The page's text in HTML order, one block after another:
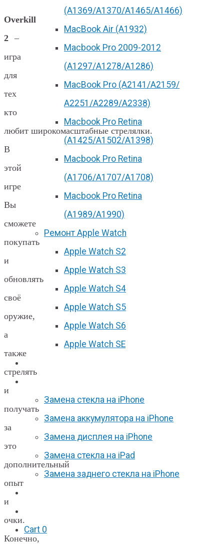
(A1369/A1370/A1465/A1466)
MacBook Air (A1932)
Macbook Pro 2009-2012
(A1297/A1278/A1286)
MacBook Pro (А2141/А2159/
А2251/A2289/A2338)
Macbook Pro Retina
(А1425/A1502/A1398)
Macbook Pro Retina
(А1706/A1707/A1708)
Macbook Pro Retina
(А1989/A1990)
Ремонт Apple Watch
Apple Watch S2
Apple Watch S3
Apple Watch S4
Apple Watch S5
Apple Watch S6
Apple Watch SE
Замена стекла на iPhone
Замена аккумулятора на iPhone
Замена дисплея на iPhone
Замена стекла на iPad
Замена заднего стекла на iPhone
Cart 0
Overkill
2 –
игра
для
тех
кто
любит широкомасштабные стрелялки.
В
этой
игре
Вы
сможете
покупать
и
обновлять
своё
оружие,
а
также
стрелять
и
получать
за
это
дополнительный
опыт
и
очки.
Конечно,